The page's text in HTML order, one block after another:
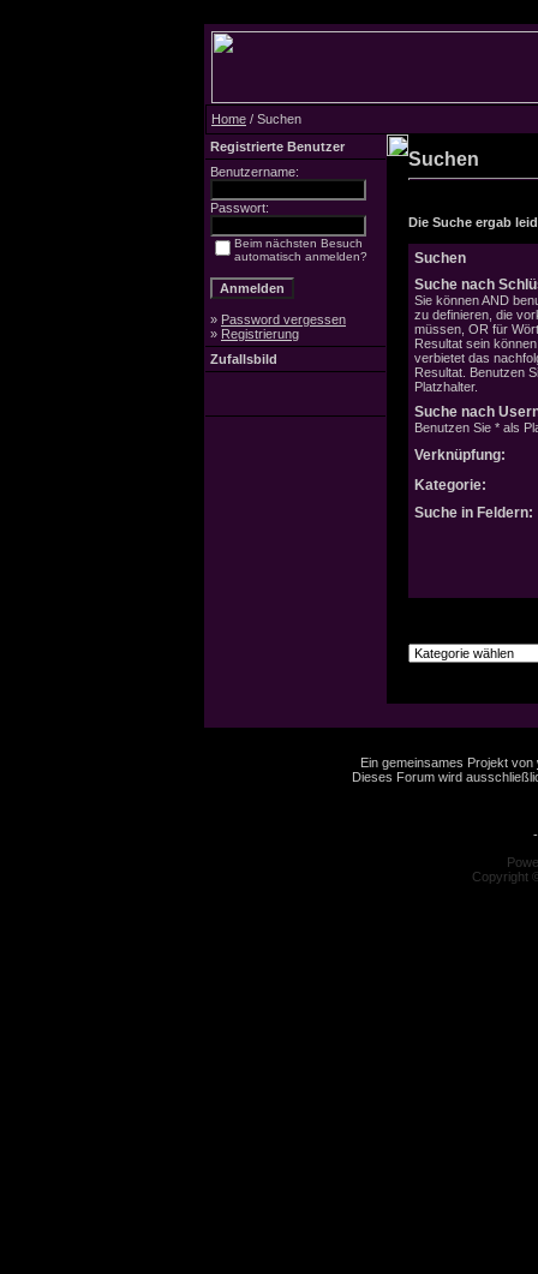
Home / Suchen
Registrierte Benutzer
Benutzername:
Passwort:
Beim nächsten Besuch
automatisch anmelden?
» Password vergessen
» Registrierung
Zufallsbild
Suchen
Die Suche ergab
Suchen
Suche nach
Sie können AND
zu definieren, die
müssen, OR für
Resultat sein
verbietet das
Resultat. Benutzen
Platzhalter.
Suche nach
Benutzen Sie * als
Verknüpfung:
Kategorie:
Suche in Feldern:
Ein gemeinsames Projekt von
Dieses Forum wird
Copyright